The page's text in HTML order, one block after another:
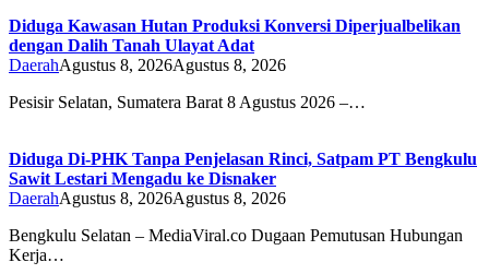
Diduga Kawasan Hutan Produksi Konversi Diperjualbelikan
dengan Dalih Tanah Ulayat Adat
DaerahAgustus 8, 2026Agustus 8, 2026
Pesisir Selatan, Sumatera Barat 8 Agustus 2026 –…
Diduga Di-PHK Tanpa Penjelasan Rinci, Satpam PT Bengkulu
Sawit Lestari Mengadu ke Disnaker
DaerahAgustus 8, 2026Agustus 8, 2026
Bengkulu Selatan – MediaViral.co Dugaan Pemutusan Hubungan
Kerja…